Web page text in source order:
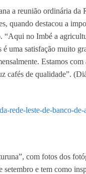
a reunião ordinária da
quando destacou a
“Aqui no Imbé a
uma satisfação muito
Estamos com
cafés de qualidade”.
rede-leste-de-banco-
com fotos dos
e tem como